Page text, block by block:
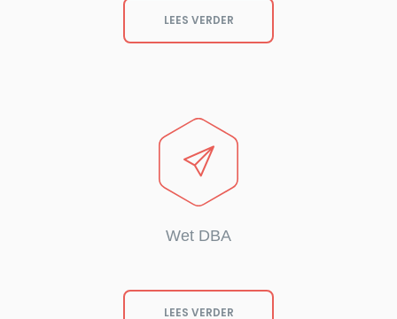
LEES VERDER
Wet DBA
LEES VERDER